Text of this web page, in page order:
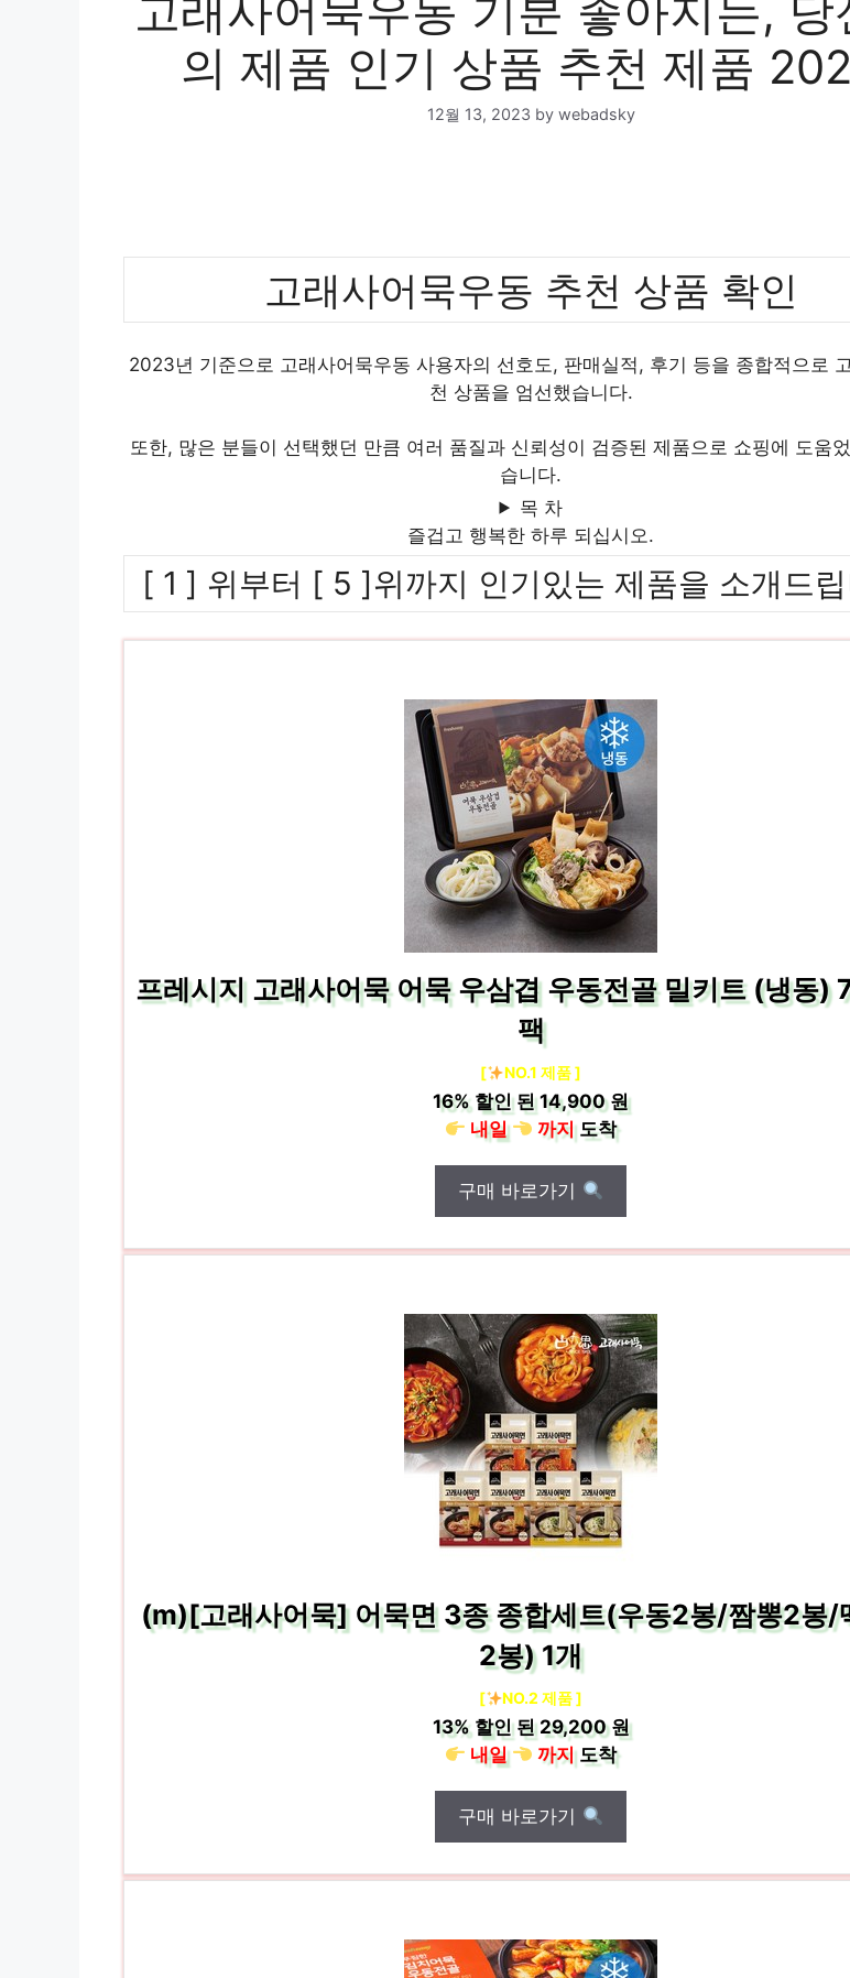
고래사어묵우동 기분 좋아지는, 당
의 제품 인기 상품 추천 제품
12월 13, 2023 by webadsky
고래사어묵우동 추천 상품 확인
2023년 기준으로 고래사어묵우동 사용자의 선호도, 판매실적, 후기 등을 종합적으로
천 상품을 엄선했습니다.
또한, 많은 분들이 선택했던 만큼 여러 품질과 신뢰성이 검증된 제품으로 쇼핑에 도움
습니다.
목 차
즐겁고 행복한 하루 되십시오.
[ 1 ] 위부터 [ 5 ]위까지 인기있는 제품을 소개드
프레시지 고래사어묵 어묵 우삼겹 우동전골 밀키트 (냉동)
팩
[ NO.1 제품 ]
16%할인 된14,900 원
내일
까지도착
구매 바로가기
(m)[고래사어묵] 어묵면 3종 종합세트(우동2봉/짬뽕2봉/
2봉) 1개
[ NO.2 제품 ]
13%할인 된29,200 원
내일
까지도착
구매 바로가기